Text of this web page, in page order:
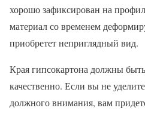
хорошо зафиксирован на
материал со временем
приобретет неприглядный вид.
Края гипсокартона должны
качественно. Если вы не
должного внимания, вам